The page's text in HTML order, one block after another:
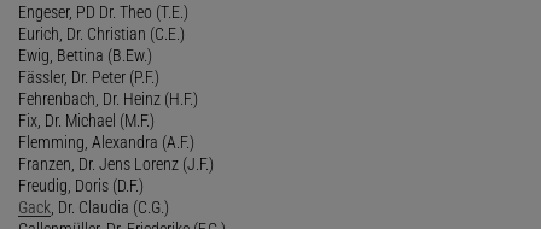
Engeser, PD Dr. Theo (T.E.)
Eurich, Dr. Christian (C.E.)
Ewig, Bettina (B.Ew.)
Fässler, Dr. Peter (P.F.)
Fehrenbach, Dr. Heinz (H.F.)
Fix, Dr. Michael (M.F.)
Flemming, Alexandra (A.F.)
Franzen, Dr. Jens Lorenz (J.F.)
Freudig, Doris (D.F.)
Gack , Dr. Claudia (C.G.)